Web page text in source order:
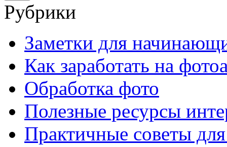
Рубрики
Заметки для
Как заработать на
Обработка фото
Полезные ресурсы
Практичные советы